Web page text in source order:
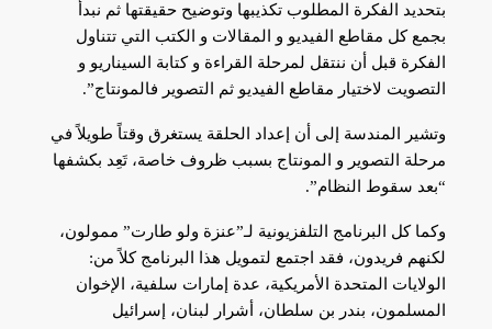
بتحديد الفكرة المطلوب تكذيبها وتوضيح حقيقتها ثم نبدأ
بجمع كل مقاطع الفيديو و المقالات و الكتب التي تتناول
الفكرة قبل أن ننتقل لمرحلة القراءة و كتابة السيناريو و
التصويت لاختيار مقاطع الفيديو ثم التصوير فالمونتاج”.
وتشير المندسة إلى أن إعداد الحلقة يستغرق وقتاً طويلاً في
مرحلة التصوير و المونتاج بسبب ظروف خاصة، تَعِد بكشفها
“بعد سقوط النظام”.
وكما كل البرنامج التلفزيونية لـ”عنزة ولو طارت” ممولون،
لكنهم فريدون، فقد اجتمع لتمويل هذا البرنامج كلاً من:
الولايات المتحدة الأمريكية، عدة إمارات سلفية، الإخوان
المسلمون، بندر بن سلطان، أشرار لبنان، إسرائيل